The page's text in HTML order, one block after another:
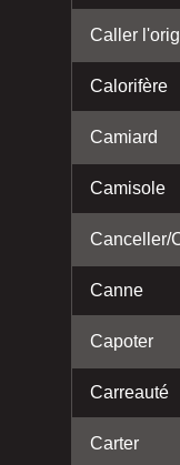
Caller
Calorifère
Camiard
Camisole
Canceller/
Canne
Capoter
Carreauté
Carter